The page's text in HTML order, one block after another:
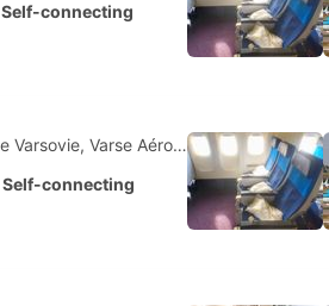
Self-connecting
WAW Aéroport Chopin de Varsovie, Varse Aéroport
Self-connecting